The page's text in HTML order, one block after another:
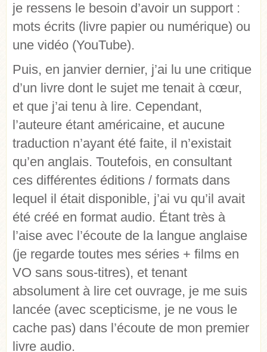
je ressens le besoin d’avoir un support :
mots écrits (livre papier ou numérique) ou
une vidéo (YouTube).
Puis, en janvier dernier, j’ai lu une critique
d’un livre dont le sujet me tenait à cœur,
et que j’ai tenu à lire. Cependant,
l’auteure étant américaine, et aucune
traduction n’ayant été faite, il n’existait
qu’en anglais. Toutefois, en consultant
ces différentes éditions / formats dans
lequel il était disponible, j’ai vu qu’il avait
été créé en format audio. Étant très à
l’aise avec l’écoute de la langue anglaise
(je regarde toutes mes séries + films en
VO sans sous-titres), et tenant
absolument à lire cet ouvrage, je me suis
lancée (avec scepticisme, je ne vous le
cache pas) dans l’écoute de mon premier
livre audio.